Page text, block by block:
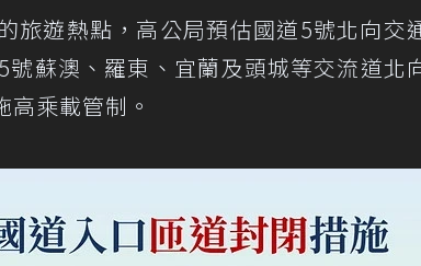
旅遊熱點，高公局預估國道5號北向交
蘇澳、羅東、宜蘭及頭城等交流道北
乘載管制。